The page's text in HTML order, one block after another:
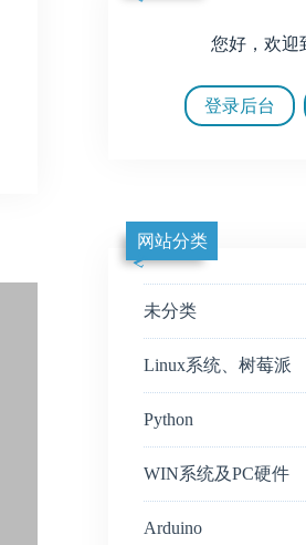
您好，欢迎
登录后台
网站分类
未分类
Linux系统、树莓派
Python
WIN系统及PC硬件
Arduino